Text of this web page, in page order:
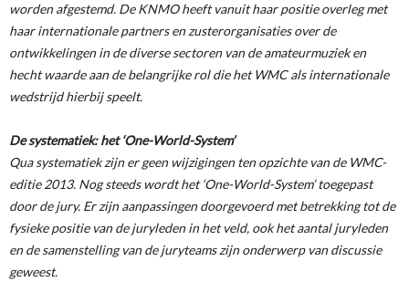
worden afgestemd. De KNMO heeft vanuit haar positie overleg met
haar internationale partners en zusterorganisaties over de
ontwikkelingen in de diverse sectoren van de amateurmuziek en
hecht waarde aan de belangrijke rol die het WMC als internationale
wedstrijd hierbij speelt.
De systematiek: het ‘One-World-System’
Qua systematiek zijn er geen wijzigingen ten opzichte van de WMC-
editie 2013. Nog steeds wordt het ‘One-World-System’ toegepast
door de jury. Er zijn aanpassingen doorgevoerd met betrekking tot de
fysieke positie van de juryleden in het veld, ook het aantal juryleden
en de samenstelling van de juryteams zijn onderwerp van discussie
geweest.